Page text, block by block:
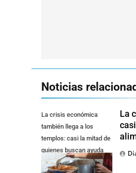
Noticias
La crisis económica
también llega a los
templos: casi la mitad de
quienes buscan ayuda
pide alimentos, dinero o
La